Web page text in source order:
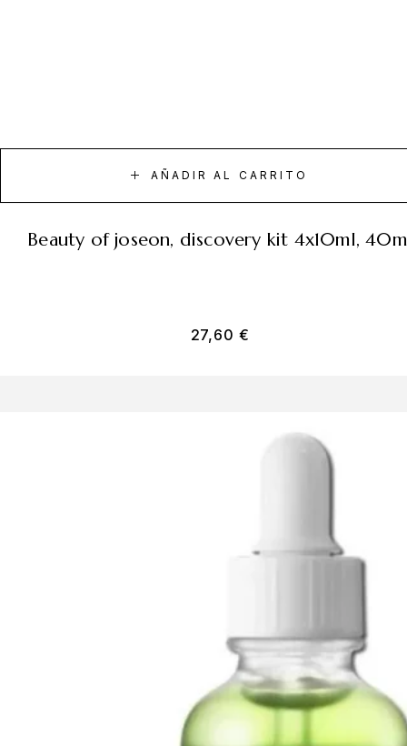
AÑADIR AL CARRITO
beauty of joseon, discovery kit 4x10ml,
27,60 €